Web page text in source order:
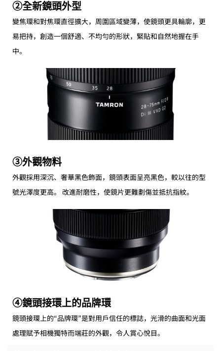
②全新鏡頭外型
變焦環和對焦環直徑擴大，周圍區域變薄，使鏡頭更具輪廓，更
易把持，創造一個舒適、不均勻的形狀，緊貼和自然地握在手
中。
③外觀物料
外觀採用深沉、奢華黑色飾面，鏡頭表面呈亮黑色，較以往的型
號光澤度更高。 改進耐磨性，使鏡片更難劃傷並抵抗指紋。
④鏡頭接環上的品牌環
鏡頭接環上的“品牌環”是對用戶信任的標誌，光滑的曲面和光面
處理賦予相機獨特而端莊的外觀，令人賞心悅目。